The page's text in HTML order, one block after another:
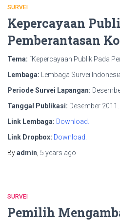
SURVEI
Kepercayaan
Pemberantasan
Tema: “Kepercayaan Publik Pada
Lembaga: Lembaga Survei
Periode Survei Lapangan:
Tanggal Publikasi: Desember 2011.
Link Lembaga: Download.
Link Dropbox: Download.
Byadmin 5 years ago
SURVEI
Pemilih